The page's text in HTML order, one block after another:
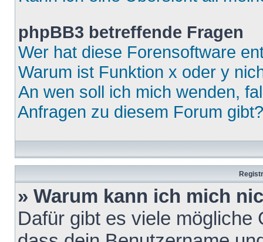
phpBB3 betreffende Fragen
Wer hat diese Forensoftware
Warum ist Funktion x oder y
An wen soll ich mich wenden,
Anfragen zu diesem Forum gibt?
» Warum kann ich mich
Dafür gibt es viele